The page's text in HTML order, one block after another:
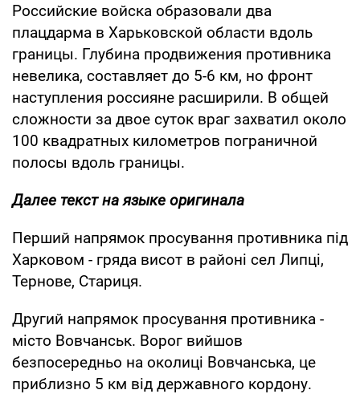
Российские войска образовали два
плацдарма в Харьковской области вдоль
границы. Глубина продвижения противника
невелика, составляет до 5-6 км, но фронт
наступления россияне расширили. В общей
сложности за двое суток враг захватил около
100 квадратных километров пограничной
полосы вдоль границы.
Далее текст на языке оригинала
Перший напрямок просування противника під
Харковом - гряда висот в районі сел Липці,
Тернове, Стариця.
Другий напрямок просування противника -
місто Вовчанськ. Ворог вийшов
безпосередньо на околиці Вовчанська, це
приблизно 5 км від державного кордону.